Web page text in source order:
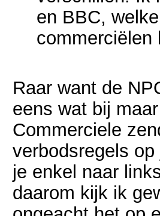
en BBC,
commerciëlen
Raar want de
eens wat bij
Commerciele
verbodsregels
je enkel naar
daarom kijk ik